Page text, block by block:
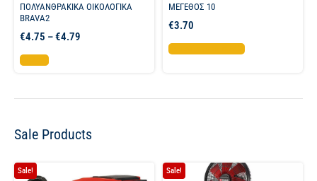
ΠΟΛΥΑΝΘΡΑΚΙΚΑ ΟΙΚΟΛΟΓΙΚΑ
BRAVA2
€4.75 –€4.79
Επιλογή
ΜΕΓΕΘΟΣ 10
€3.70
Προσθήκη στο καλάθι
Sale Products
Sale! Sale!